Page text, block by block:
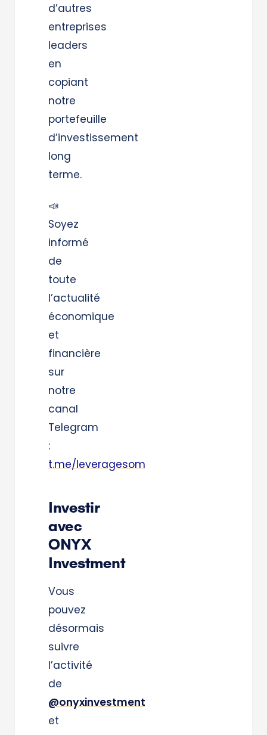
d’autres
entreprises
leaders
en
copiant
notre
portefeuille
d’investissement
long
terme.
📣
Soyez
informé
de
toute
l’actualité
économique
et
financière
sur
notre
canal
Telegram
:
t.me/leveragesom
Investir
avec
ONYX
Investment
Vous
pouvez
désormais
suivre
l’activité
de
@onyxinvestment
et